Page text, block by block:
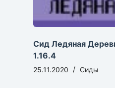
Сид Ледяная
1.16.4
25.11.2020 Сиды